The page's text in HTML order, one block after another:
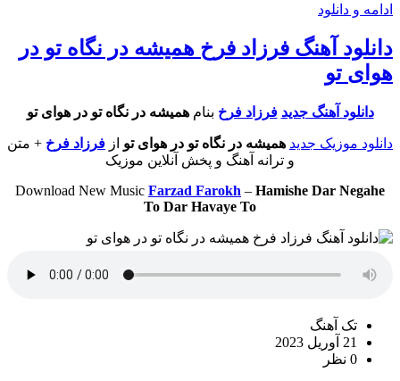
ادامه و دانلود
دانلود آهنگ فرزاد فرخ همیشه در نگاه تو در
هوای تو
دانلود آهنگ جدید فرزاد فرخ بنامهمیشه در نگاه تو در هوای تو
دانلود موزیک جدید همیشه در نگاه تو در هوای تو از فرزاد فرخ + متن
و ترانه آهنگ و پخش آنلاین موزیک
Download New Music Farzad Farokh – Hamishe Dar Negahe
To Dar Havaye To
تک آهنگ
21 آوریل 2023
0 نظر